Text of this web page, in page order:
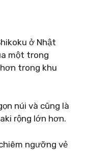
ở Nhật
một trong
trong khu
núi và cũng là
rộng lớn hơn.
ngưỡng vẻ